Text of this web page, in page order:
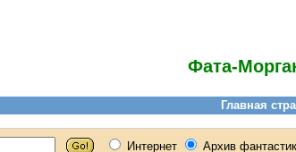
Фата-